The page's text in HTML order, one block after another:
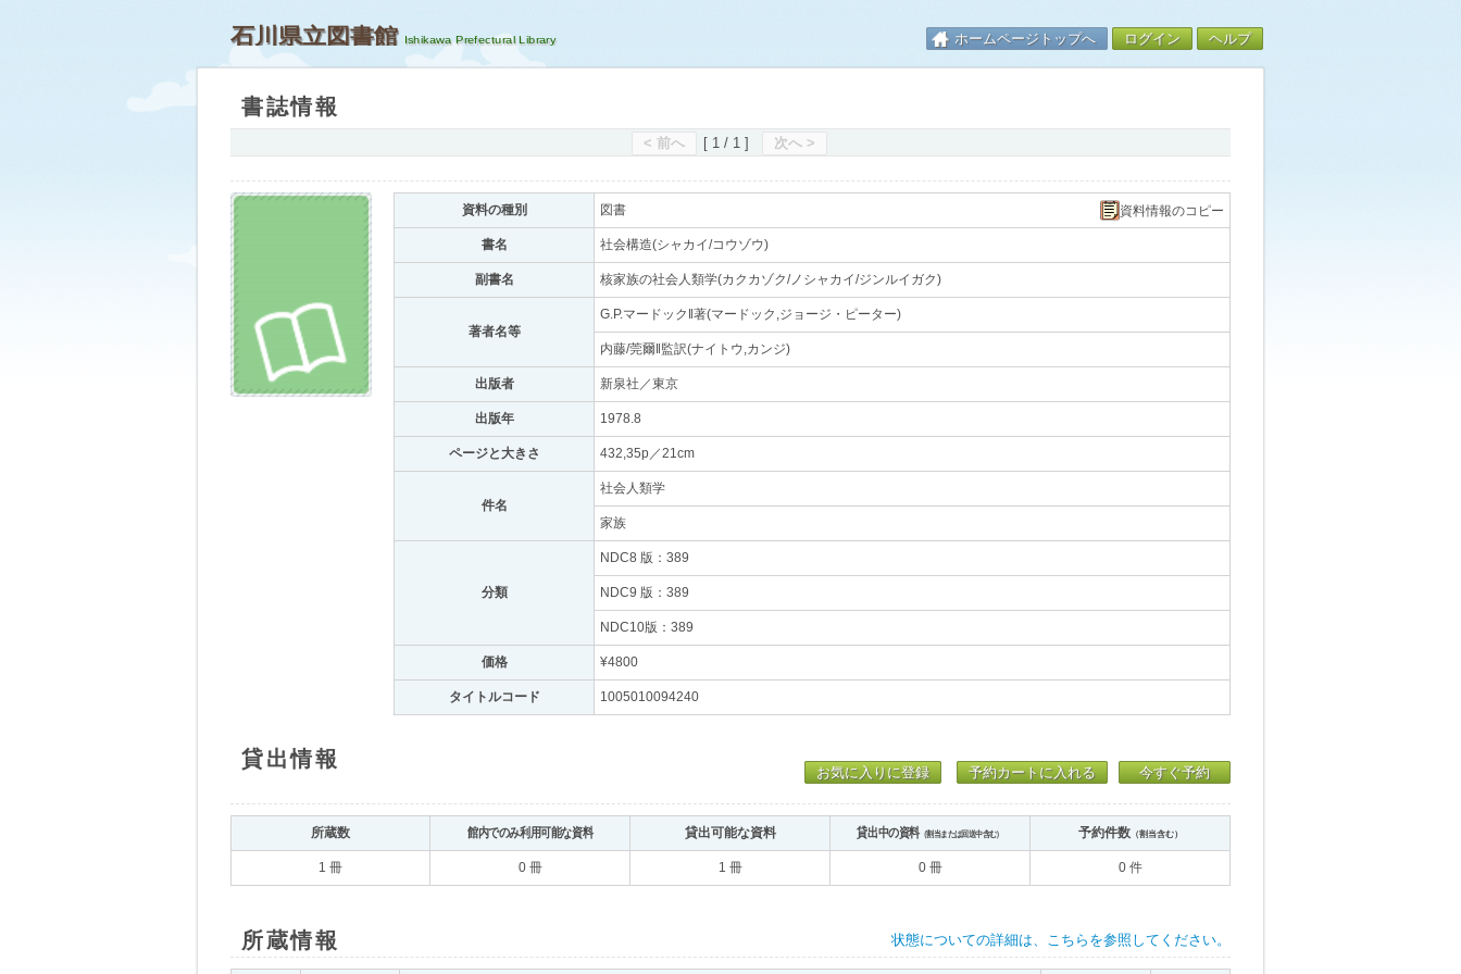
石川県立図書館 ホームページトップへ ログイン ヘルプ
書誌情報
< 前へ [ 1 / 1 ] 次へ >
資料の種別 図書 資料情報のコピー
書名 社会構造(シャカイ/コウゾウ)
副書名 核家族の社会人類学(カクカゾク/ノシャカイ/ジンルイガク)
著者名等
G.P.マードック‖著(マードック,ジョージ・ピーター)
内藤/莞爾‖監訳(ナイトウ,カンジ)
出版者 新泉社／東京
出版年 1978.8
ページと大きさ 432,35p／21cm
件名
社会人類学
家族
分類
NDC8 版：389
NDC9 版：389
NDC10版：389
価格 ¥4800
タイトルコード 1005010094240
貸出情報
お気に入りに登録 予約カートに入れる 今すぐ予約
所蔵数 館内でのみ利用可能な資料 貸出可能な資料 貸出中の資料（割当または回送中含む） 予約件数（割当含む）
1 冊 0 冊 1 冊 0 冊 0 件
所蔵情報 状態についての詳細は、こちらを参照してください。